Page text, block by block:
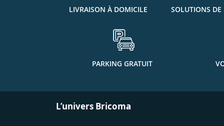
LIVRAISON À DOMICILE SOLUTIONS
PARKING GRATUIT
L’univers Bricoma